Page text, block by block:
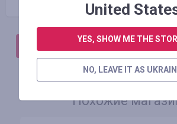
АВТОРИЗИРУЙТЕСЬ, ЧТОБЫ
Похожие
United
YES, SHOW ME THE
NO, LEAVE IT AS